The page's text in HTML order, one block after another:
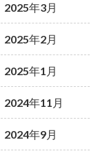
2025年3月
2025年2月
2025年1月
2024年11月
2024年9月